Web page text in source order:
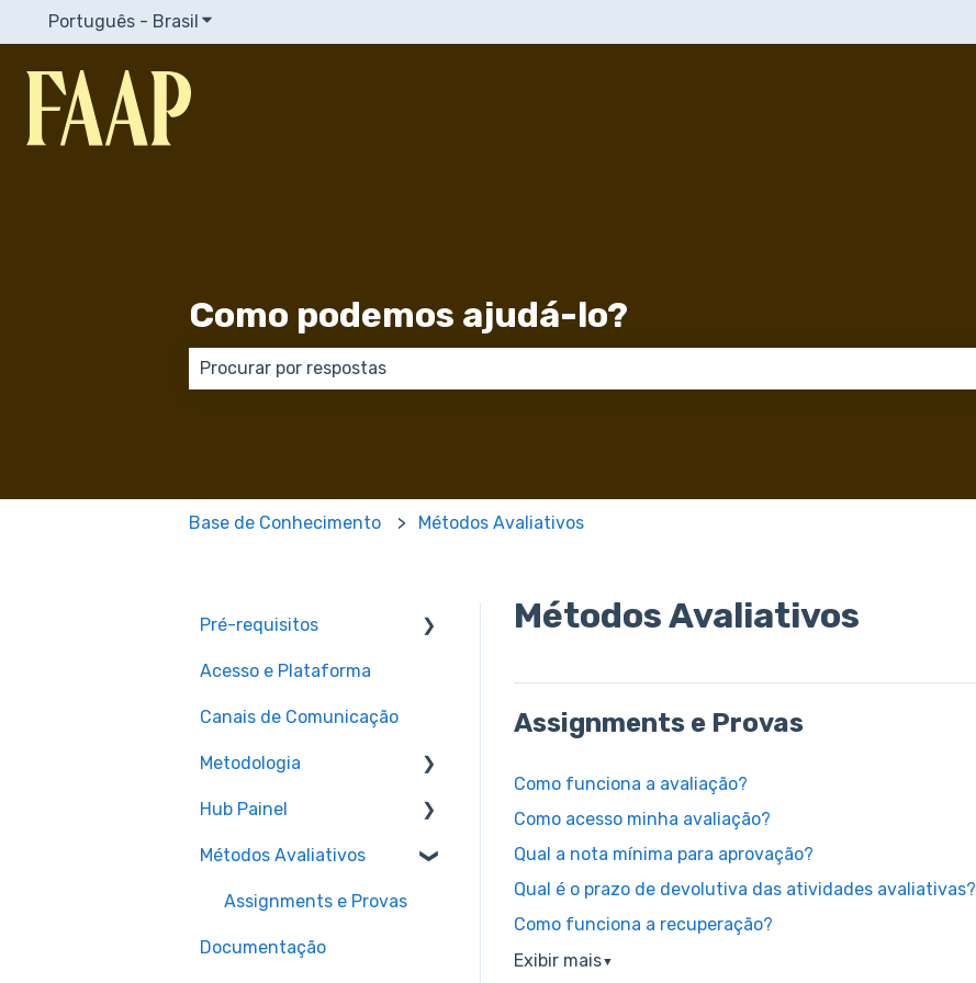
Português - Brasil Mostrar submenu para traduções
Como podemos ajudá-lo?
Base de Conhecimento Métodos Avaliativos
Métodos Avaliativos
Assignments e Provas
Como funciona a avaliação?
Como acesso minha avaliação?
Qual a nota mínima para aprovação?
Qual é o prazo de devolutiva das atividades avaliativas?
Como funciona a recuperação?
Exibir mais▼
Pré-requisitos
Pré-requisitos para
Acesso e Plataforma
Canais de Comunicação
Metodologia
Aulas
Materiais e Recursos
Hub Painel
Cronograma de aulas ao
Métodos Avaliativos
Assignments e Provas
Documentação